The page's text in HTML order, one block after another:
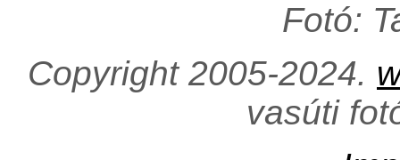
Fotó:
Copyright 2005-2024.
vasúti